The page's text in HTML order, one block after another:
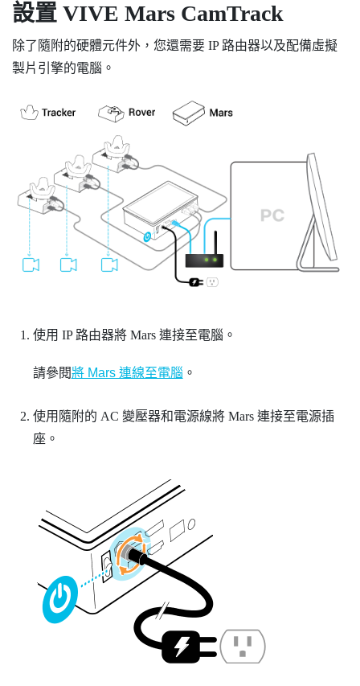
設置 VIVE Mars CamTrack
除了隨附的硬體元件外，您還需要 IP 路由器以及配備虛擬
製片引擎的電腦。
使用 IP 路由器將 Mars連接至電腦。
請參閱將 Mars 連線至電腦 。
使用隨附的 AC 變壓器和電源線將 Mars連接至電源插
座。